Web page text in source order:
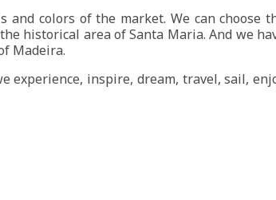
colors of the market. We can choose
historical area of Santa Maria. And we
Madeira.
experience, inspire, dream, travel, sail,